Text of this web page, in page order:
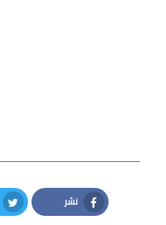
نشر
Facebook